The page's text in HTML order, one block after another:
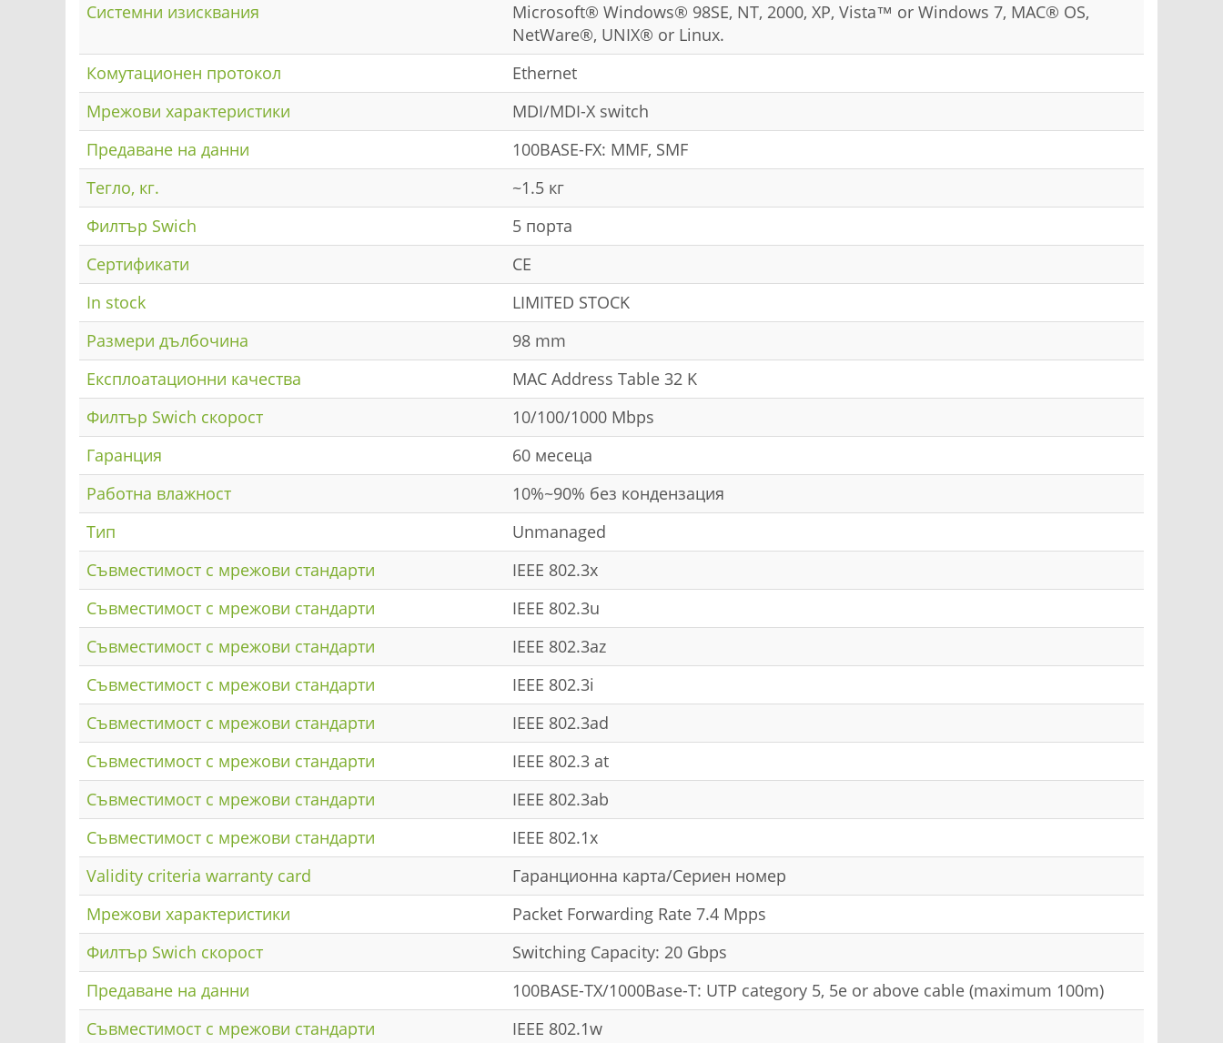
Системни изисквания
Microsoft® Windows® 98SE, NT, 2000, XP, Vista™ or Windows 7, MAC® OS,
NetWare®, UNIX® or Linux.
Комутационен протокол
Ethernet
Мрежови характеристики
MDI/MDI-X switch
Предаване на данни
100BASE-FX: MMF, SMF
Тегло, кг.
~1.5 кг
Филтър Swich
5 порта
Сертификати
CE
In stock
LIMITED STOCK
Размери дълбочина
98 mm
Експлоатационни качества
MAC Address Table 32 K
Филтър Swich скорост
10/100/1000 Mbps
Гаранция
60 месеца
Работна влажност
10%~90% без кондензация
Тип
Unmanaged
Съвместимост с мрежови стандарти
IEEE 802.3x
Съвместимост с мрежови стандарти
IEEE 802.3u
Съвместимост с мрежови стандарти
IEEE 802.3az
Съвместимост с мрежови стандарти
IEEE 802.3i
Съвместимост с мрежови стандарти
IEEE 802.3ad
Съвместимост с мрежови стандарти
IEEE 802.3 at
Съвместимост с мрежови стандарти
IEEE 802.3ab
Съвместимост с мрежови стандарти
IEEE 802.1x
Validity criteria warranty card
Гаранционна карта/Сериен номер
Мрежови характеристики
Packet Forwarding Rate 7.4 Mpps
Филтър Swich скорост
Switching Capacity: 20 Gbps
Предаване на данни
100BASE-TX/1000Base-T: UTP category 5, 5e or above cable (maximum 100m)
Съвместимост с мрежови стандарти
IEEE 802.1w